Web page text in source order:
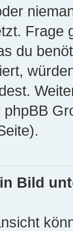
Frage
du
Bild